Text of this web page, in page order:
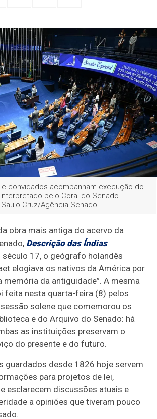
e convidados acompanham execução do
pelo Coral do Senado
Cruz/Agência Senado
obra mais antiga do acervo da
Descrição das Índias
século 17, o geógrafo holandês
elogiava os nativos da América por
memória da antiguidade”. A mesma
feita nesta quarta-feira (8) pelos
solene que comemorou os
e do Arquivo do Senado: há
as instituições preservam o
do presente e do futuro.
guardados desde 1826 hoje servem
para projetos de lei,
esclarecem discussões atuais e
a opiniões que tiveram pouco